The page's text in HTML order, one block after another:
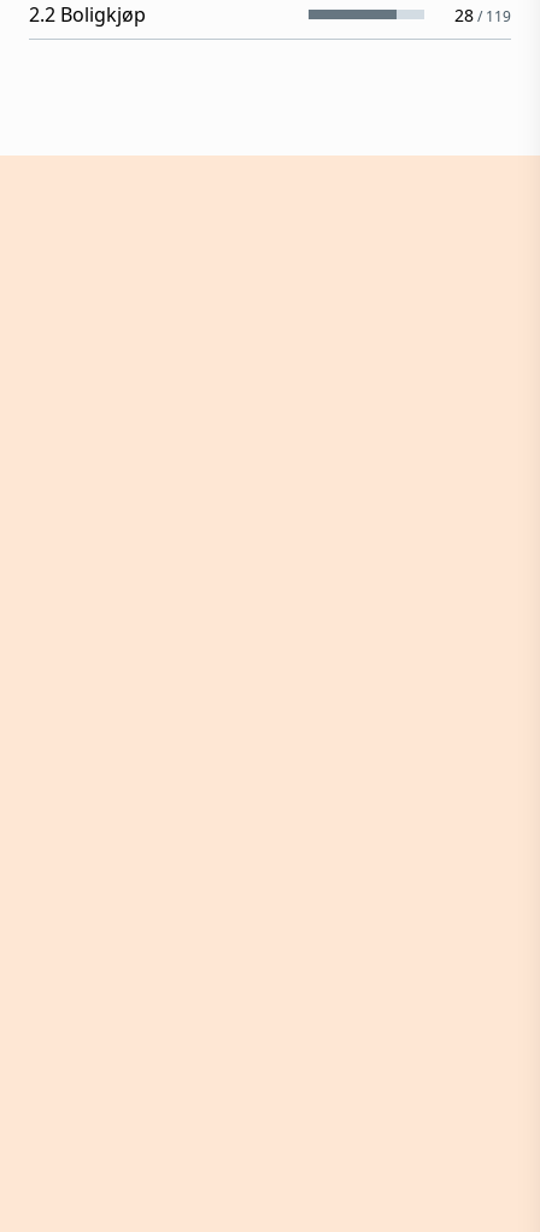
2.2 Boligkjøp 28/119